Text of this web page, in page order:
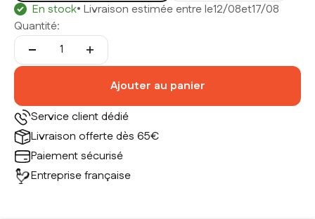
En stock• Livraison estimée entre le12/08et17/08
Quantité:
Ajouter au panier
Service client dédié
Livraison offerte dès 65€
Paiement sécurisé
Entreprise française